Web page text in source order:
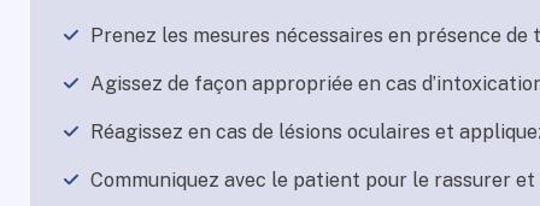
Prenez les mesures nécessaires en présence de
Agissez de façon appropriée en cas
Réagissez en cas de lésions oculaires et
Communiquez avec le patient pour le rassurer